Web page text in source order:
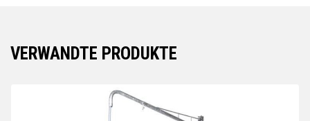
VERWANDTE PRODUKTE